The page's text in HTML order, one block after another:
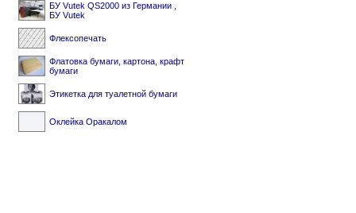
БУ Vutek QS2000 из Германии ,
БУ Vutek
Флексопечать
Флатовка бумаги, картона, крафт
бумаги
Этикетка для туалетной бумаги
Оклейка Оракалом